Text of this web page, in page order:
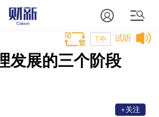
试听
T中
发展的三个阶段
+关注